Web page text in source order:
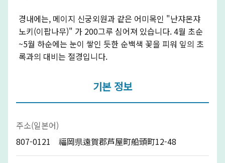
경내에는, 메이지 신궁외원과 같은 어미목인 "난쟈몬쟈
노키(이팝나무)" 가 200그루 심어져 있습니다. 4월 초순
~5월 하순에는 눈이 쌓인 듯한 순백색 꽃을 피워 잎의 초
록과의 대비는 절경입니다.
기본 정보
주소(일본어)
807-0121 福岡県遠賀郡芦屋町船頭町12-48